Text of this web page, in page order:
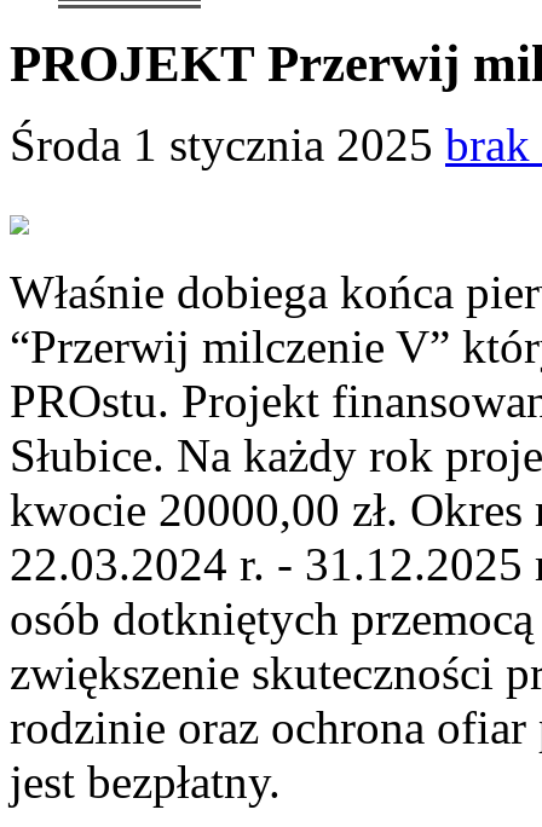
PROJEKT Przerwij
Środa 1 stycznia 2025 brak
Właśnie dobiega końca
“Przerwij milczenie V”
PROstu. Projekt
Słubice. Na każdy rok
kwocie 20000,00 zł.
22.03.2024 r. -
osób dotkniętych
zwiększenie skuteczności
rodzinie oraz ochrona
jest bezpłatny.